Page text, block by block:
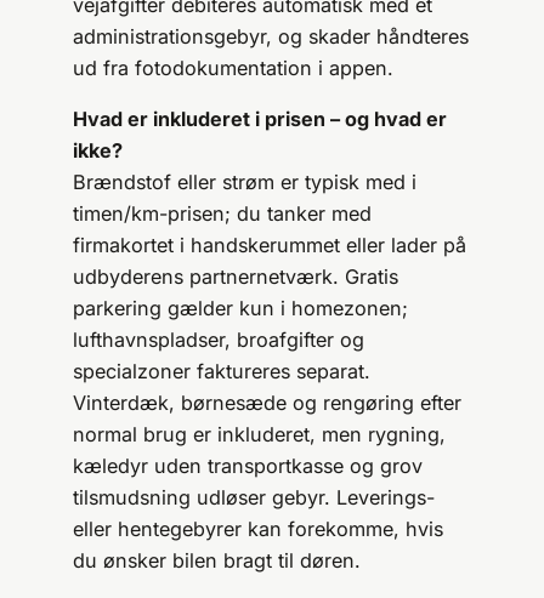
administrationsgebyr, og skader håndteres
ud fra fotodokumentation i appen.
Hvad er inkluderet i prisen – og hvad er
ikke?
Brændstof eller strøm er typisk med i
timen/km-prisen; du tanker med
firmakortet i handskerummet eller lader på
udbyderens partnernetværk. Gratis
parkering gælder kun i homezonen;
lufthavnspladser, broafgifter og
specialzoner faktureres separat.
Vinterdæk, børnesæde og rengøring efter
normal brug er inkluderet, men rygning,
kæledyr uden transportkasse og grov
tilsmudsning udløser gebyr. Leverings-
eller hentegebyrer kan forekomme, hvis
du ønsker bilen bragt til døren.